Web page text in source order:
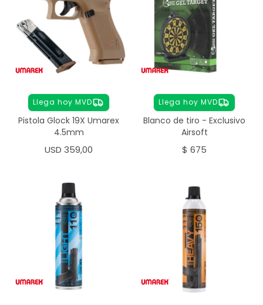
Llega hoy MVD
Pistola Glock 19X Umarex
4.5mm
USD 359,00
Llega hoy MVD
Blanco de tiro - Exclusivo
Airsoft
$ 675